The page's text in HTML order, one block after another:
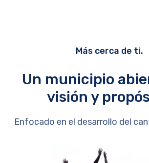
Más cerca de ti.
Un municipio
visión y
Enfocado en el desarrollo del